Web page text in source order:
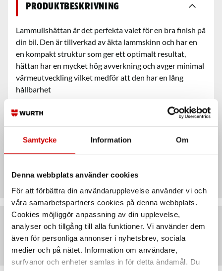
Samtycke Information Om
Denna webbplats använder cookies
För att förbättra din användarupplevelse använder vi och
våra samarbetspartners cookies på denna webbplats.
Cookies möjliggör anpassning av din upplevelse,
analyser och tillgång till alla funktioner. Vi använder dem
även för personliga annonser i nyhetsbrev, sociala
medier och på nätet. Information om användare,
surfvanor och enheter samlas in för detta ändamål. Du
Produktbeskrivning
Lammullshättan är det perfekta valet för en bra finish på
din bil. Den är tillverkad av äkta lammskinn och har en
en kompakt struktur som ger ett optimalt resultat,
hättan har en mycket hög avverkning och avger minimal
värmeutveckling vilket medför att den har en lång
hållbarhet
Användningsområde
Artiklar